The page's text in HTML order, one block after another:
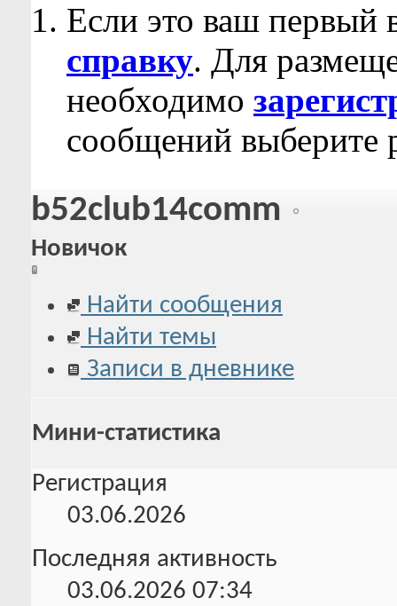
Если это ваш первый
справку. Для
необходимо
сообщений выберите
b52club14comm
Новичок
Найти сообщения
Найти темы
Записи в дневнике
Мини-статистика
Регистрация
03.06.2026
Последняя активность
03.06.2026 07:34